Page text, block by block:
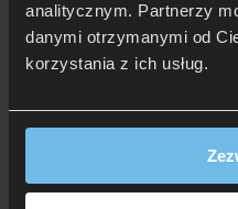
analitycznym. Partnerzy
danymi otrzymanymi od
korzystania z ich usług.
506 626 678- Zamów
Zadzwoń i dowiedz się, jak